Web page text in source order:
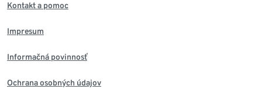
Kontakt a pomoc
Impresum
Informačná povinnosť
Ochrana osobných údajov